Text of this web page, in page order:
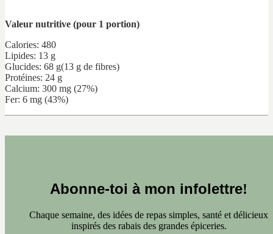
Valeur nutritive (pour 1 portion)
Calories: 480
Lipides: 13 g
Glucides: 68 g(13 g de fibres)
Protéines: 24 g
Calcium: 300 mg (27%)
Fer: 6 mg (43%)
Abonne-toi à mon infolettre!
Chaque semaine, des idées de repas simples, santé et délicieux
inspirés des rabais des grandes épiceries.